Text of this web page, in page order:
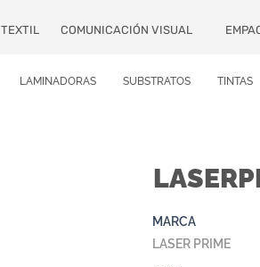
TEXTIL COMUNICACIÓN VISUAL
LAMINADORAS SUBSTRATOS TINTAS
MARCA
LASER PRIME